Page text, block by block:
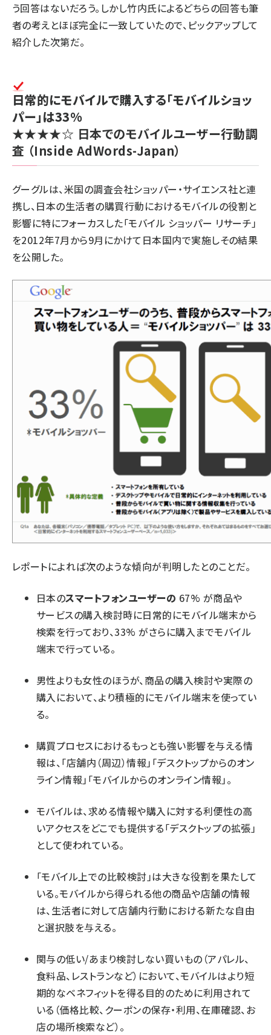
う回答はないだろう。しかし竹内氏によるどちらの回答も筆
者の考えとほぼ完全に一致していたので、ピックアップして
紹介した次第だ。
日常的にモバイルで購入する「モバイルショッ
パー」は33%
★★★★☆ 日本でのモバイルユーザー行動調
査 （Inside AdWords-Japan）
グーグルは、米国の調査会社ショッパー・サイエンス社と連
携し、日本の生活者の購買行動におけるモバイルの役割と
影響に特にフォーカスした「モバイル ショッパー リサーチ」
を2012年7月から9月にかけて日本国内で実施しその結果
を公開した。
レポートによれば次のような傾向が判明したとのことだ。
日本のスマートフォンユーザーの 67% が商品や
サービスの購入検討時に日常的にモバイル端末から
検索を行っており、33% がさらに購入までモバイル
端末で行っている。
男性よりも女性のほうが、商品の購入検討や実際の
購入において、より積極的にモバイル端末を使ってい
る。
購買プロセスにおけるもっとも強い影響を与える情
報は、「店舗内（周辺）情報」「デスクトップからのオン
ライン情報」「モバイルからのオンライン情報」。
モバイルは、求める情報や購入に対する利便性の高
いアクセスをどこでも提供する「デスクトップの拡張」
として使われている。
「モバイル上での比較検討」は大きな役割を果たして
いる。モバイルから得られる他の商品や店舗の情報
は、生活者に対して店舗内行動における新たな自由
と選択肢を与える。
関与の低い/あまり検討しない買いもの（アパレル、
食料品、レストランなど）において、モバイルはより短
期的なベネフィットを得る目的のために利用されて
いる（価格比較、クーポンの保存・利用、在庫確認、お
店の場所検索など）。